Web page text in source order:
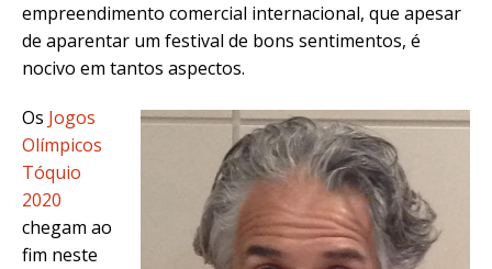
empreendimento comercial internacional, que apesar
de aparentar um festival de bons sentimentos, é
nocivo em tantos aspectos.
Os Jogos
Olímpicos
Tóquio
2020
chegam ao
fim neste